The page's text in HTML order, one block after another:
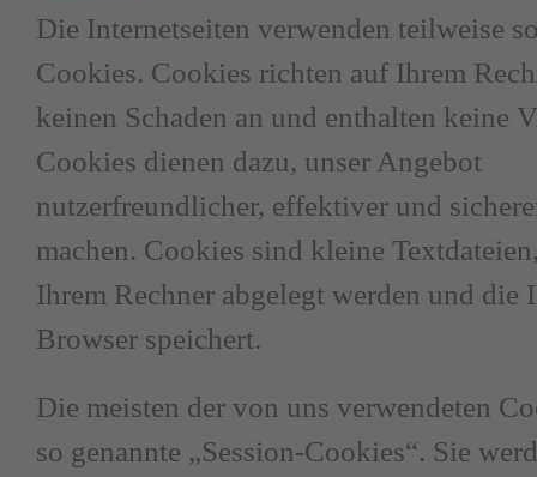
Die Internetseiten verwenden teilweise
Cookies. Cookies richten auf Ihrem
keinen Schaden an und enthalten keine
Cookies dienen dazu, unser Angebot
nutzerfreundlicher, effektiver und
machen. Cookies sind kleine
Ihrem Rechner abgelegt werden und die
Browser speichert.
Die meisten der von uns verwendeten
so genannte „Session-Cookies“. Sie